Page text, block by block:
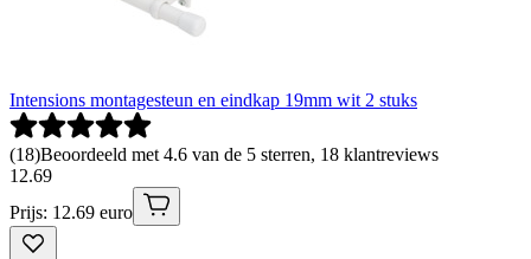
Intensions montagesteun en eindkap 19mm wit 2 stuks
(18)Beoordeeld met 4.6 van de 5 sterren, 18 klantreviews
12.69
Prijs: 12.69 euro